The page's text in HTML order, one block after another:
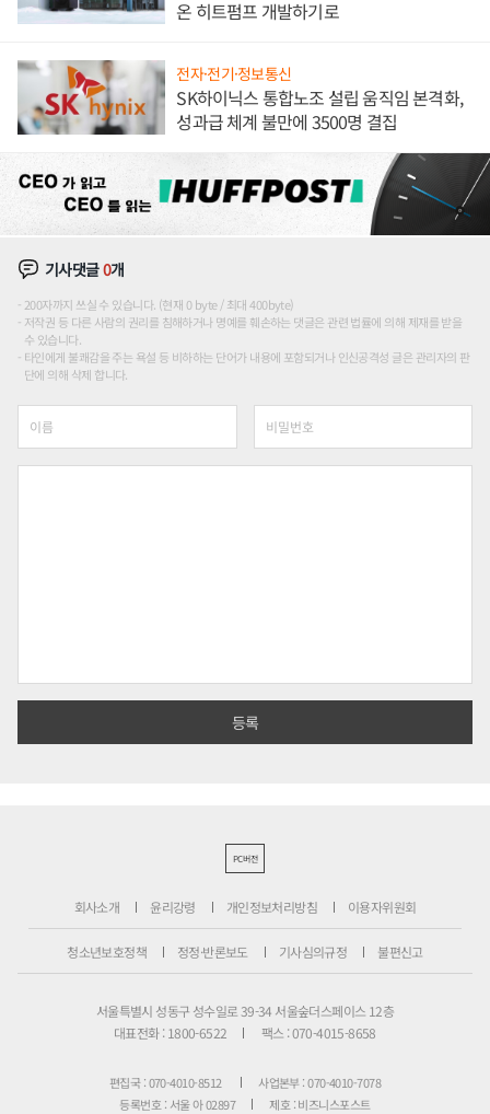
온 히트펌프 개발하기로
전자·전기·정보통신
SK하이닉스 통합노조 설립 움직임 본격화,
성과급 체계 불만에 3500명 결집
기사댓글0개
200자까지 쓰실 수 있습니다. (현재 0 byte / 최대 400byte)
저작권 등 다른 사람의 권리를 침해하거나 명예를 훼손하는 댓글은 관련 법률에 의해 제재를 받을
수 있습니다.
타인에게 불쾌감을 주는 욕설 등 비하하는 단어가 내용에 포함되거나 인신공격성 글은 관리자의 판
단에 의해 삭제 합니다.
PC버전
회사소개 윤리강령 개인정보처리방침 이용자위원회
청소년보호정책 정정·반론보도 기사심의규정 불편신고
서울특별시 성동구 성수일로 39-34 서울숲더스페이스 12층
대표전화 : 1800-6522
팩스 : 070-4015-8658
편집국 : 070-4010-8512
사업본부 : 070-4010-7078
등록번호 : 서울 아 02897
제호 : 비즈니스포스트